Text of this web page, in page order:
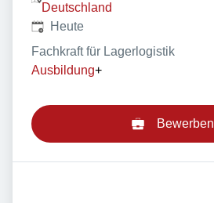
Deutschland
Veröffentlicht
Heute
Fachkraft für Lagerlogistik
Ausbildung+
Bewerben